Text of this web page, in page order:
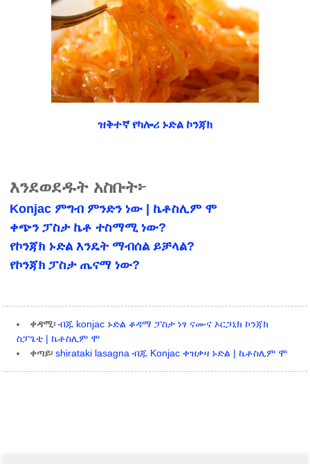
ዝቅተኛ የካሎሪ ኑድል ኮንጃክ
እንደወደዱት አስቡት፦
Konjac ምግብ ምንድን ነው | ኬቶስሊም ሞ
ቀጭን ፓስታ ኬቶ ተስማሚ ነው?
የኮንጃክ ኑድል እንዴት ማብሰል ይቻላል?
የኮንጃክ ፓስታ ጤናማ ነው?
ቀዳሚ፡ ብጁ konjac ኑድል ቆዳማ ፓስታ ነፃ ናሙና ኦርጋኒክ ኮንጃክ
ስፓጌቲ | ኬቶስሊም ሞ
ቀጣይ፡ shirataki lasagna ብጁ Konjac ቀዝቃዛ ኑድል | ኬቶስሊም ሞ